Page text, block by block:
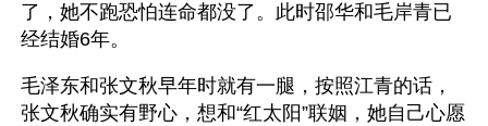
了，她不跑恐怕连命都没了。此时邵华和毛岸青已
经结婚6年。
毛泽东和张文秋早年时就有一腿，按照江青的话，
张文秋确实有野心，想和“红太阳”联姻，她自己心愿